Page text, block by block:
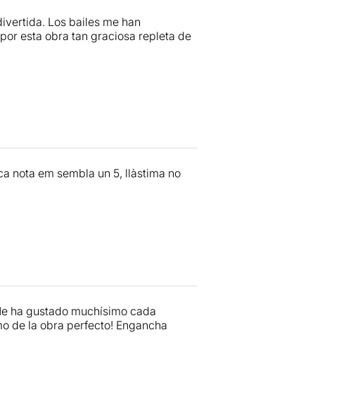
Los bailes me han
esta obra tan graciosa repleta de
nota em sembla un 5, llàstima no
ha gustado muchísimo cada
de la obra perfecto! Engancha